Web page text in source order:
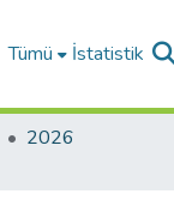
Tümü İstatistik
2026